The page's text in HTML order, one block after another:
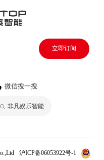
立即订阅
微信搜一搜
非凡娱乐智能
沪ICP备06053922号-1